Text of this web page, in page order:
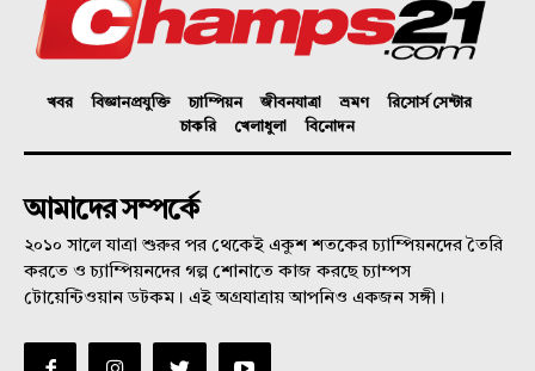
খবর বিজ্ঞানপ্রযুক্তি চ্যাম্পিয়ন জীবনযাত্রা ভ্রমণ
রিসোর্স সেন্টার
চাকরি
খেলাধুলা বিনোদন
আমাদের সম্পর্কে
২০১০ সালে যাত্রা শুরুর পর থেকেই একুশ শতকের চ্যাম্পিয়নদের তৈরি
করতে ও চ্যাম্পিয়নদের গল্প শোনাতে কাজ করছে চ্যাম্পস
টোয়েন্টিওয়ান ডটকম। এই অগ্রযাত্রায় আপনিও একজন সঙ্গী।